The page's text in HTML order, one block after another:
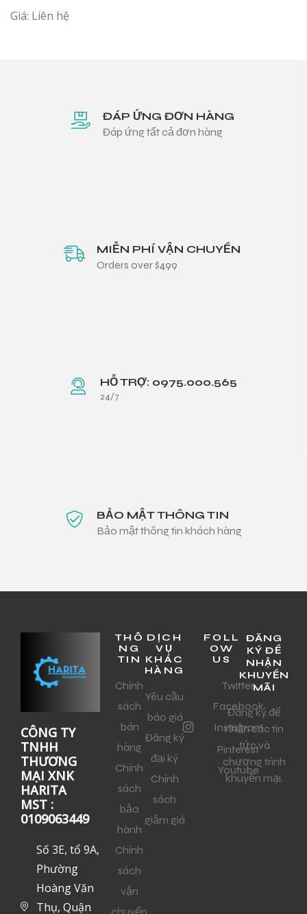
Giá: Liên hệ
ĐÁP ỨNG ĐƠN HÀNG
Đáp ứng tất cả đơn hàng
MIỄN PHÍ VẬN CHUYỂN
Orders over $499
HỖ TRỢ: 0975.000.565
24/7
BẢO MẬT THÔNG TIN
Bảo mật thông tin khách hàng
CÔNG TY
TNHH
THƯƠNG
MẠI XNK
HARITA
MST :
0109063449
Số 3E, tổ 9A,
Phường
Hoàng Văn
Thụ, Quận
THÔ
NG
TIN
Chính
sách
bán
hàng
Chính
sách
bảo
hành
Chính
sách
vận
DỊCH
VỤ
KHÁC
HÀNG
Yêu cầu
báo giá
Đăng ký
đại ký
Chính
sách
giảm giá
FOLL
OW
US
Twitter
Facebook
Instagram
Pinterest
Youtube
ĐĂNG
KÝ ĐỂ
NHẬN
KHUYẾN
MÃI
Đăng ký để
nhận các tin
tức và
chương trình
khuyến mại.